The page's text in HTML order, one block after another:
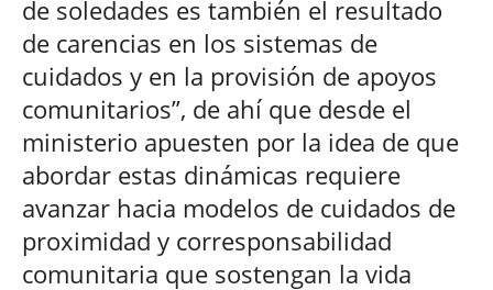
de soledades es también el resultado
de carencias en los sistemas de
cuidados y en la provisión de apoyos
comunitarios”, de ahí que desde el
ministerio apuesten por la idea de que
abordar estas dinámicas requiere
avanzar hacia modelos de cuidados de
proximidad y corresponsabilidad
comunitaria que sostengan la vida